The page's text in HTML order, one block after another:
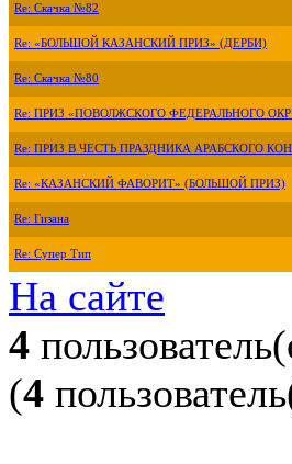
Re: Скачка №82
Re: «БОЛЬШОЙ КАЗАНСКИЙ ПРИЗ» (ДЕРБИ)
Re: Скачка №80
Re: ПРИЗ «ПОВОЛЖСКОГО ФЕДЕРАЛЬНОГО
Re: ПРИЗ В ЧЕСТЬ ПРАЗДНИКА АРАБСКОГО
Re: «КАЗАНСКИЙ ФАВОРИТ» (БОЛЬШОЙ ПРИЗ)
Re: Гизана
Re: Супер Тип
На сайте
4
(4